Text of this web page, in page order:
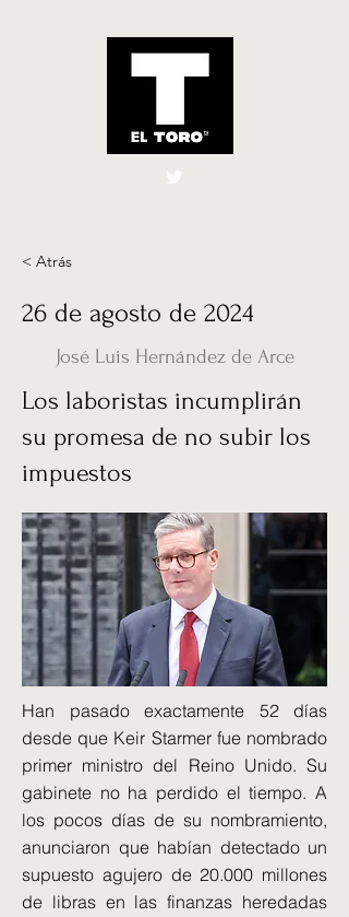
El Toro España
< Atrás
26 de agosto de 2024
José Luis Hernández de Arce
Los laboristas incumplirán
su promesa de no subir los
impuestos
Han pasado exactamente 52 días
desde que Keir Starmer fue nombrado
primer ministro del Reino Unido. Su
gabinete no ha perdido el tiempo. A
los pocos días de su nombramiento,
anunciaron que habían detectado un
supuesto agujero de 20.000 millones
de libras en las finanzas heredadas